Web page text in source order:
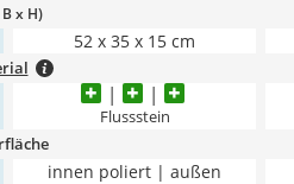
x H)
52 x 35 x 15 cm
Flussstein
innen poliert | außen